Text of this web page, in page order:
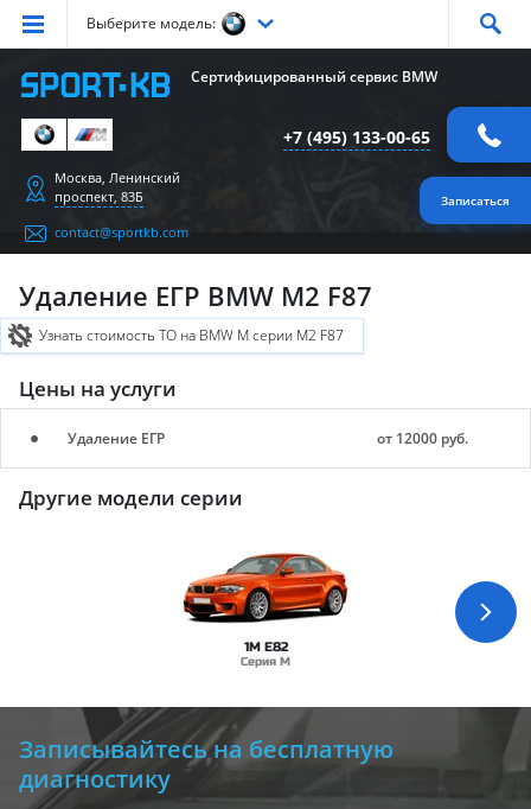
Выберите модель:
Серия Серия Серия
СерияX3
Серия X4 X6 СерияZ4 СерияM
Сертифицированный сервис BMW
+7 (495) 133-00-65
Записаться
Москва, Ленинский
проспект, 83Б
contact@sportkb.com
Удаление ЕГР BMW M2 F87
Узнать стоимость ТО на BMW M серии M2 F87
Цены на услуги
Удаление ЕГР от 12000 руб.
Другие модели серии
1M E82
Серия M
Записывайтесь на бесплатную
диагностику